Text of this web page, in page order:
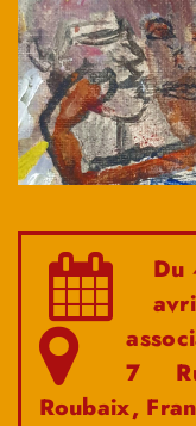
Du
7
Roubaix,